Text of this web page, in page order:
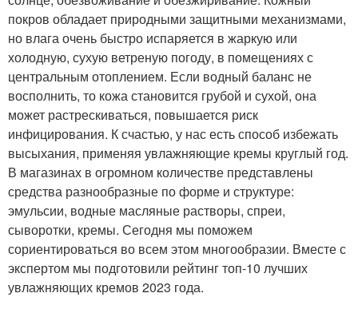
покров обладает природными защитными механизмами,
но влага очень быстро испаряется в жаркую или
холодную, сухую ветреную погоду, в помещениях с
центральным отоплением. Если водный баланс не
восполнить, то кожа становится грубой и сухой, она
может растрескиваться, повышается риск
инфицирования. К счастью, у нас есть способ избежать
высыхания, применяя увлажняющие кремы круглый год.
В магазинах в огромном количестве представлены
средства разнообразные по форме и структуре:
эмульсии, водные масляные растворы, спреи,
сыворотки, кремы. Сегодня мы поможем
сориентироваться во всем этом многообразии. Вместе с
экспертом мы подготовили рейтинг топ-10 лучших
увлажняющих кремов 2023 года.